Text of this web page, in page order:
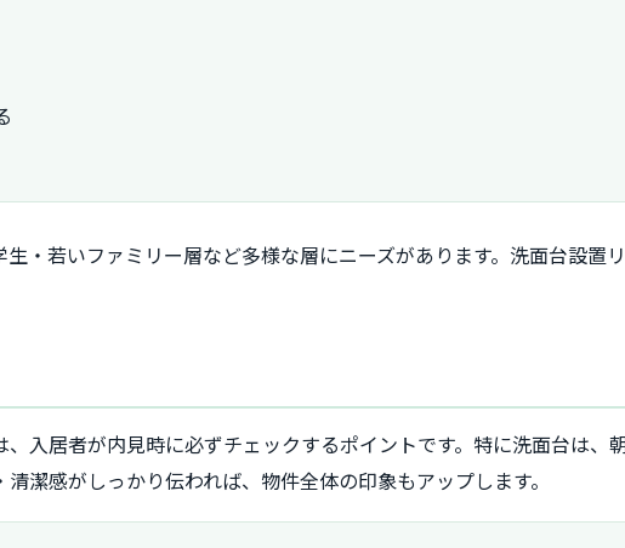
・若いファミリー層など多様な層にニーズがあります。洗面台設置
入居者が内見時に必ずチェックするポイントです。特に洗面台は、
潔感がしっかり伝われば、物件全体の印象もアップします。